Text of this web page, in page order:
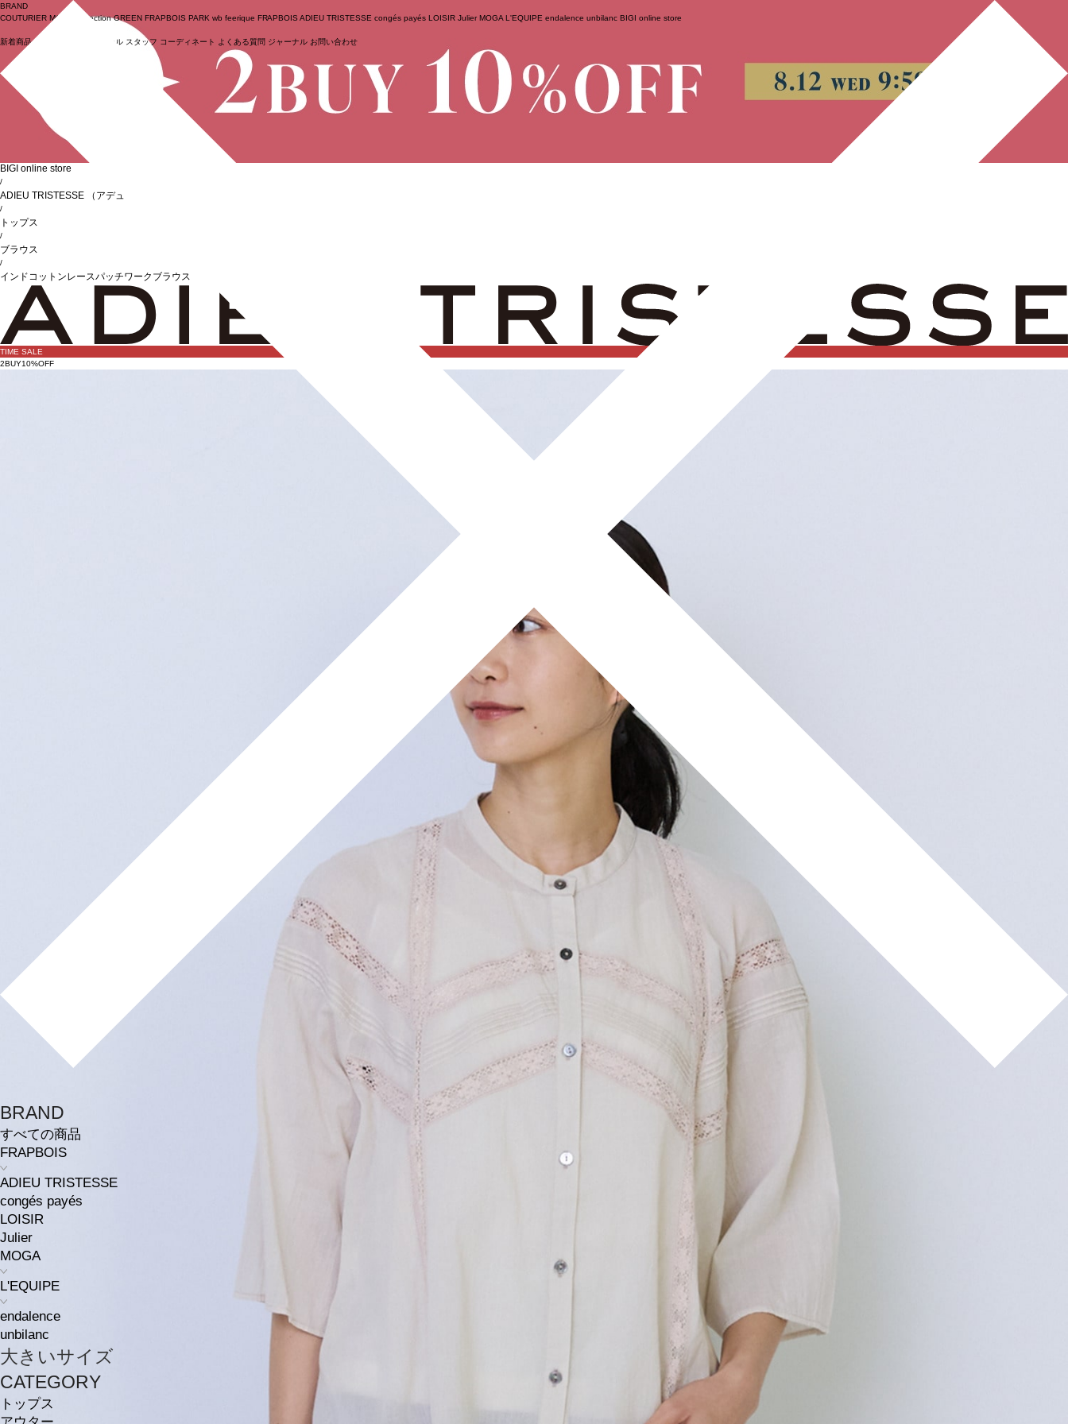
ログイン
BRAND
COUTURIER MOGA Collection GREEN FRAPBOIS PARK wb feerique FRAPBOIS ADIEU TRISTESSE congés payés LOISIR Julier MOGA L'EQUIPE endalence unbilanc BIGI online store
新着商品 (ライブ) セール スタッフ コーディネート よくある質問 ジャーナル お問い合わせ
BRAND
すべての商品
FRAPBOIS
ADIEU TRISTESSE
congés payés
LOISIR
Julier
MOGA
L'EQUIPE
endalence
unbilanc
大きいサイズ
CATEGORY
トップス
BIGI online store
/
ADIEU TRISTESSE （アデュートリステス）
/
トップス
/
ブラウス
/
インドコットンレースパッチワークブラウス
TIME SALE
2BUY10%OFF